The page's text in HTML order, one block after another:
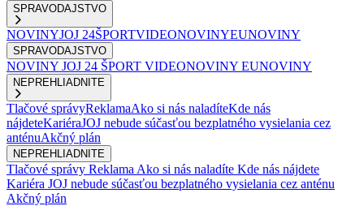
SPRAVODAJSTVO
NOVINYJOJ 24ŠPORTVIDEONOVINYEUNOVINY
SPRAVODAJSTVO
NOVINY JOJ 24 ŠPORT VIDEONOVINY EUNOVINY
NEPREHLIADNITE
Tlačové správyReklamaAko si nás naladíteKde nás
nájdeteKariéraJOJ nebude súčasťou bezplatného vysielania cez
anténuAkčný plán
NEPREHLIADNITE
Tlačové správy Reklama Ako si nás naladíte Kde nás nájdete
Kariéra JOJ nebude súčasťou bezplatného vysielania cez anténu
Akčný plán